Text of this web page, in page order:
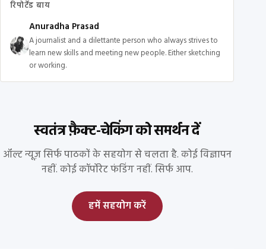
रिपोर्टेड बाय
Anuradha Prasad
A journalist and a dilettante person who always strives to
learn new skills and meeting new people. Either sketching
or working.
स्वतंत्र फ़ैक्ट-चेकिंग को समर्थन दें
ऑल्ट न्यूज़ सिर्फ पाठकों के सहयोग से चलता है. कोई विज्ञापन
नहीं. कोई कॉर्पोरेट फंडिंग नहीं. सिर्फ आप.
हमें सहयोग करें